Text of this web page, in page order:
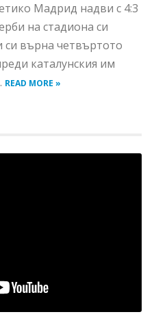
Мадрид надви с 4:3
на стадиона си
си върна четвъртото
каталунския им
READ MORE »